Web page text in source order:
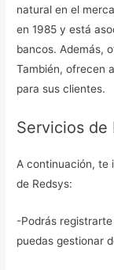
natural en el
en 1985 y está
bancos. Además,
También, ofrecen
para sus clientes.
Servicios de
A continuación, te
de Redsys:
-Podrás
puedas gestionar